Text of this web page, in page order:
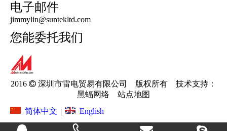
电子邮件
jimmylin@suntekltd.com
您能委托我们
2016  深圳市雷电贸易有限公司 版权所有 技术支持：
黑蝠网络
站点地图
简体中文 | English